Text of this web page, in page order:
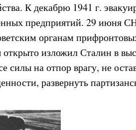
К декабрю 1941 г.
предприятий. 29 июня
органам
изложил Сталин в
силы на отпор врагу, не
развернуть